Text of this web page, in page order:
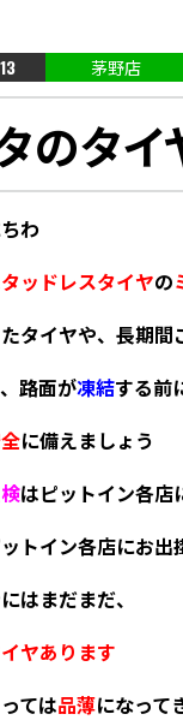
茅野店
のタイ
わ
ッドレスタイヤの
タイヤや、長期
路面が凍結する前
に備えましょう
はピットイン各店
トイン各店にお出
はまだまだ、
ヤあります
ては品薄になって